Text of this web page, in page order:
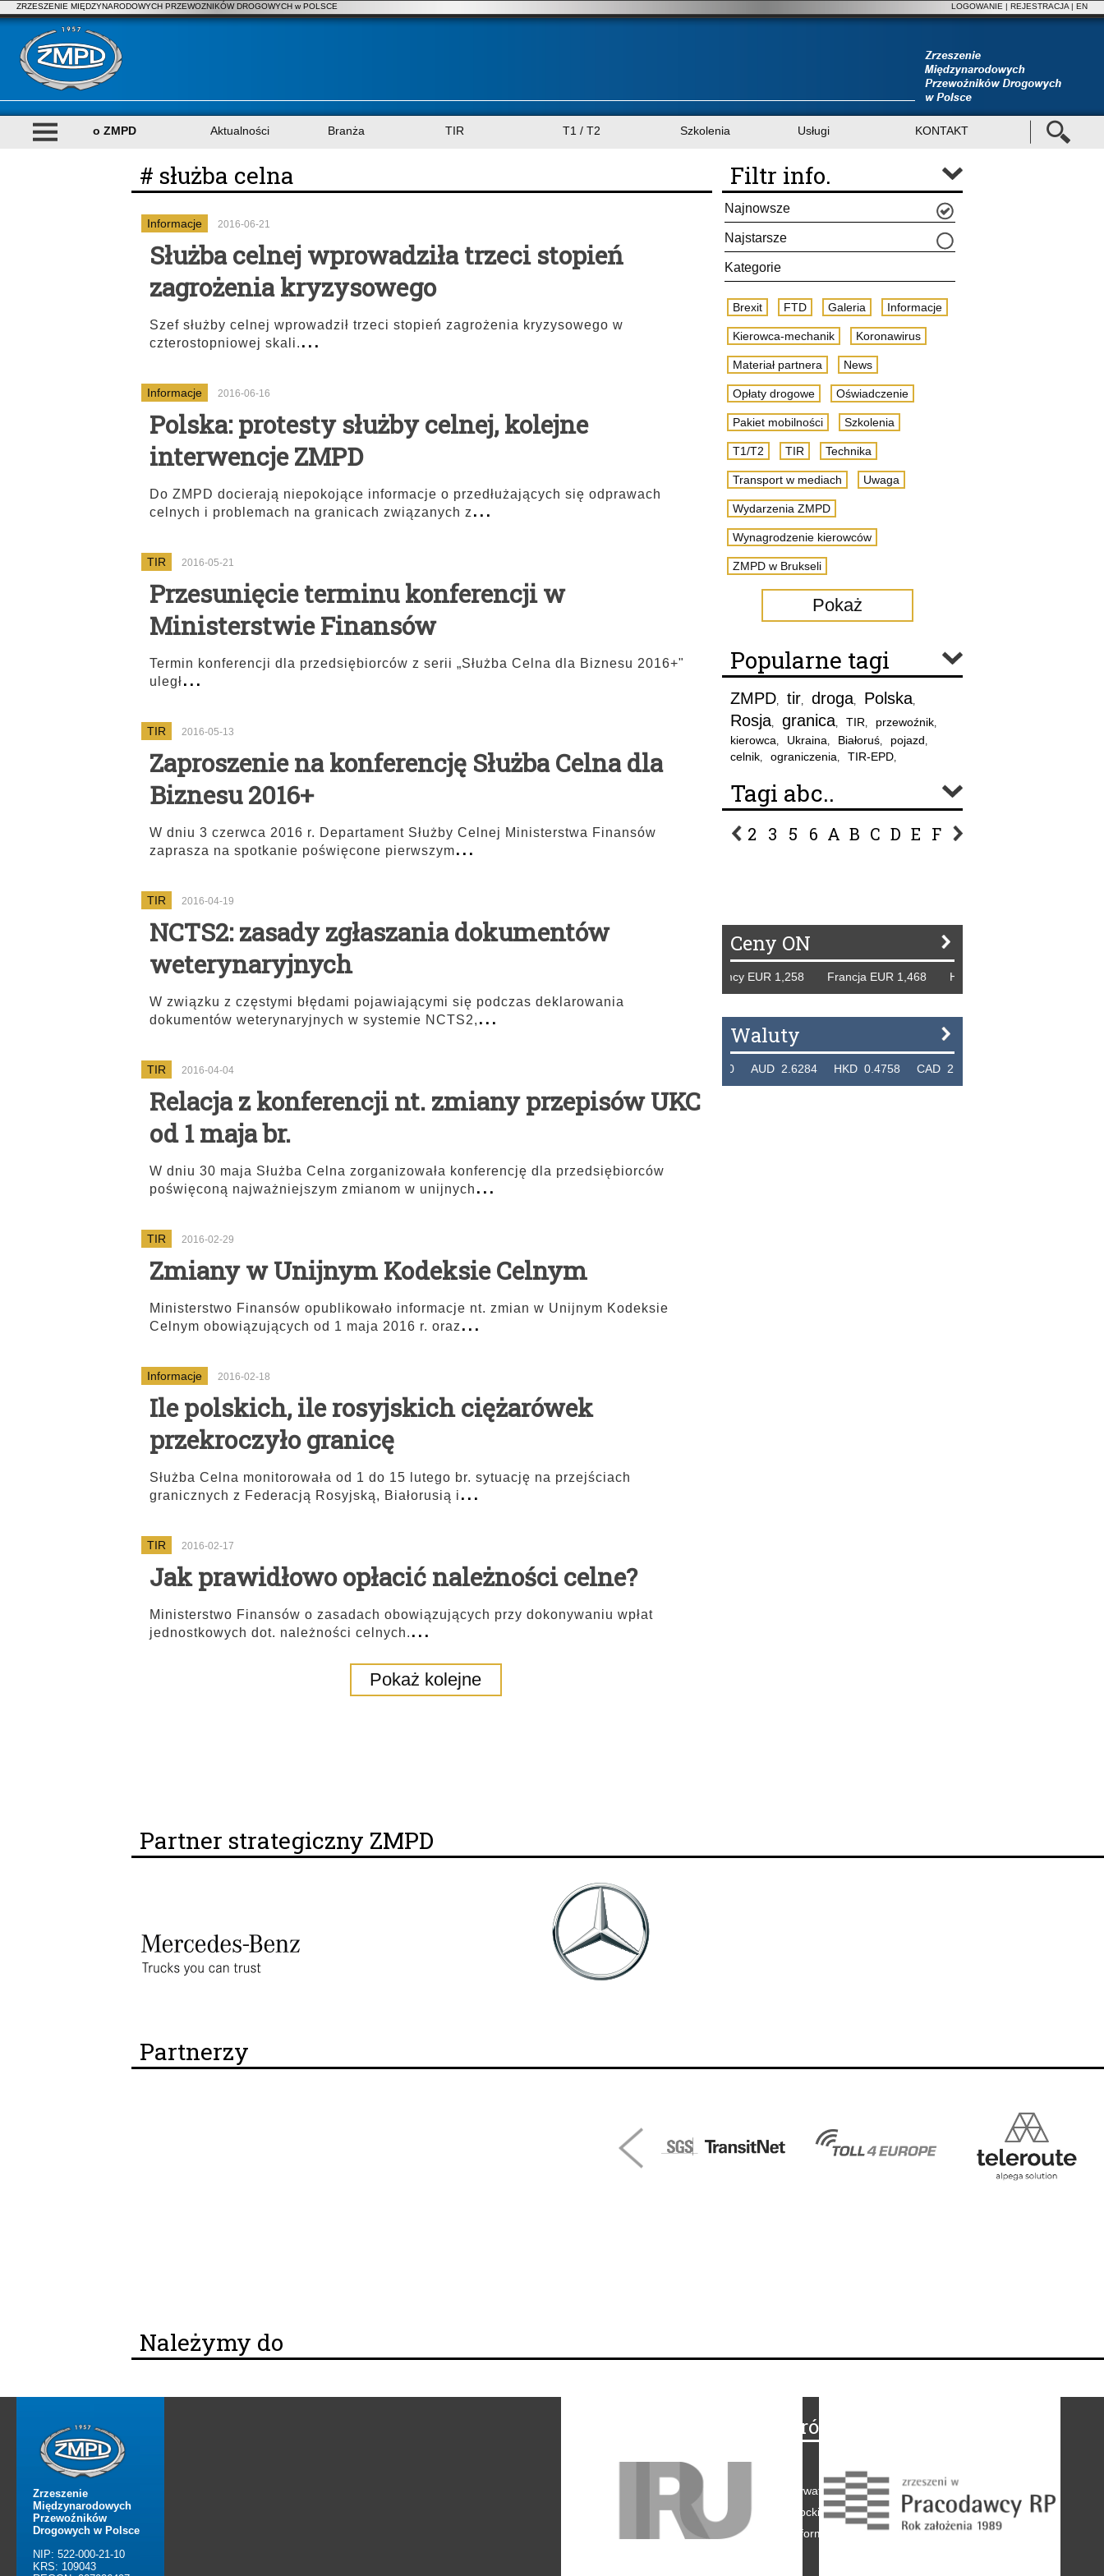
ZRZESZENIE MIĘDZYNARODOWYCH PRZEWOZNIKÓW DROGOWYCH w POLSCE LOGOWANIE | REJESTRACJA | EN
o ZMPD Aktualności Branża TIR T1 / T2 Szkolenia Usługi KONTAKT
# służba celna
Informacje 2016-06-21
Służba celnej wprowadziła trzeci stopień
zagrożenia kryzysowego
Szef służby celnej wprowadził trzeci stopień zagrożenia kryzysowego w
czterostopniowej skali....
Informacje 2016-06-16
Polska: protesty służby celnej, kolejne
interwencje ZMPD
Do ZMPD docierają niepokojące informacje o przedłużających się odprawach
celnych i problemach na granicach związanych z...
TIR 2016-05-21
Przesunięcie terminu konferencji w
Ministerstwie Finansów
Termin konferencji dla przedsiębiorców z serii „Służba Celna dla Biznesu 2016+"
uległ...
TIR 2016-05-13
Zaproszenie na konferencję Służba Celna dla
Biznesu 2016+
W dniu 3 czerwca 2016 r. Departament Służby Celnej Ministerstwa Finansów
zaprasza na spotkanie poświęcone pierwszym...
TIR 2016-04-19
NCTS2: zasady zgłaszania dokumentów
weterynaryjnych
W związku z częstymi błędami pojawiającymi się podczas deklarowania
dokumentów weterynaryjnych w systemie NCTS2,...
TIR 2016-04-04
Relacja z konferencji nt. zmiany przepisów UKC
od 1 maja br.
W dniu 30 maja Służba Celna zorganizowała konferencję dla przedsiębiorców
poświęconą najważniejszym zmianom w unijnych...
TIR 2016-02-29
Zmiany w Unijnym Kodeksie Celnym
Ministerstwo Finansów opublikowało informacje nt. zmian w Unijnym Kodeksie
Celnym obowiązujących od 1 maja 2016 r. oraz...
Informacje 2016-02-18
Ile polskich, ile rosyjskich ciężarówek
przekroczyło granicę
Służba Celna monitorowała od 1 do 15 lutego br. sytuację na przejściach
granicznych z Federacją Rosyjską, Białorusią i...
TIR 2016-02-17
Jak prawidłowo opłacić należności celne?
Ministerstwo Finansów o zasadach obowiązujących przy dokonywaniu wpłat
jednostkowych dot. należności celnych....
Pokaż kolejne
Filtr info.
Najnowsze
Najstarsze
Kategorie
Brexit FTD Galeria Informacje
Kierowca-mechanik Koronawirus
Materiał partnera News
Opłaty drogowe Oświadczenie
Pakiet mobilności Szkolenia
T1/T2 TIR Technika
Transport w mediach Uwaga
Wydarzenia ZMPD
Wynagrodzenie kierowców
ZMPD w Brukseli
Pokaż
Popularne tagi
ZMPD, tir, droga, Polska,
Rosja, granica, TIR, przewoźnik,
kierowca, Ukraina, Białoruś, pojazd,
celnik, ograniczenia, TIR-EPD,
Tagi abc..
2 3 5 6 A B C D E F G
Ceny ON
Tydzień 42/2019 r. Niemcy EUR 1,258 Francja EUR 1,468 Hiszpania EUR 1,229 WB
Waluty
THB 0.1123 USD 3.7320 AUD 2.6284 HKD 0.4758 CAD 2.6526 NZD 2.1871 SGD
Partner strategiczny ZMPD
Partnerzy
Należymy do
Zrzeszenie
Międzynarodowych
Przewoźników
Drogowych w Polsce
NIP: 522-000-21-10
KRS: 109043
Na skróty
Polityka prywatności
Polityka coockies
-Klauzule informacyjne